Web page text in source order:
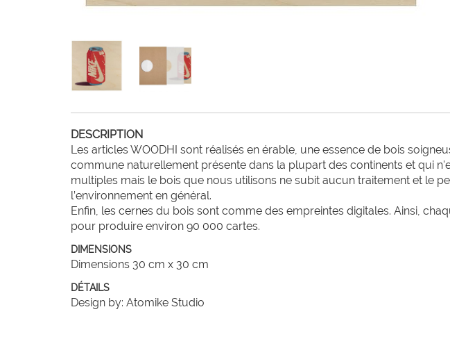
DESCRIPTION
Les articles WOODHI sont réalisés en érable, une essence de bois
commune naturellement présente dans la plupart des continents et qui
multiples mais le bois que nous utilisons ne subit aucun traitement et le
l’environnement en général.
Enfin, les cernes du bois sont comme des empreintes digitales. Ainsi,
DIMENSIONS
Dimensions 30 cm x 30 cm
DÉTAILS
Design by: Atomike Studio